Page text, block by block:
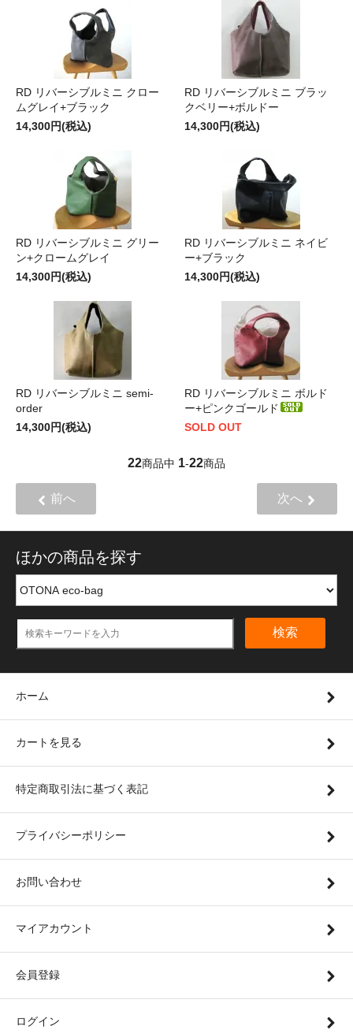
RD リバーシブルミニ クロー
ムグレイ+ブラック
14,300円(税込)
RD リバーシブルミニ ブラッ
クベリー+ボルドー
14,300円(税込)
RD リバーシブルミニ グリー
ン+クロームグレイ
14,300円(税込)
RD リバーシブルミニ ネイビ
ー+ブラック
14,300円(税込)
RD リバーシブルミニ semi-
order
14,300円(税込)
RD リバーシブルミニ ボルド
ー+ピンクゴールド
SOLD OUT
22商品中 1-22商品
前へ 次へ
ほかの商品を探す
検索
ホーム
カートを見る
特定商取引法に基づく表記
プライバシーポリシー
お問い合わせ
マイアカウント
会員登録
ログイン